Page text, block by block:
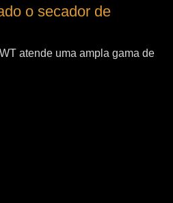
o secador de
atende uma ampla gama de